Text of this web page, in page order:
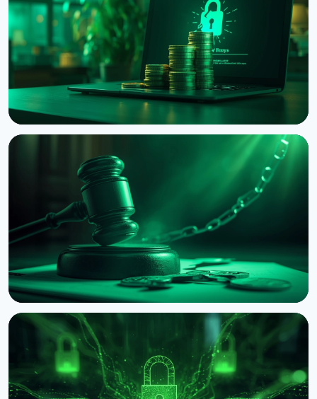
Злом Coldcard сягнув $114 мільйонів: четверта
хвиля атаки і попередження CZ
3 серпня 2026 р. 5 хв читання
НОВИНА
BNB Chain судиться через мемкоін ASTEROID
2 серпня 2026 р. 4 хв читання